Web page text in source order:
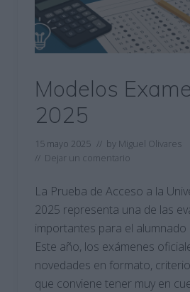
Modelos
2025
15 mayo 2025 // by Miguel Olivares
// Dejar un comentario
La Prueba de Acceso a la
2025 representa una de las
importantes para el alumnado
Este año, los exámenes
novedades en formato,
que conviene tener muy en